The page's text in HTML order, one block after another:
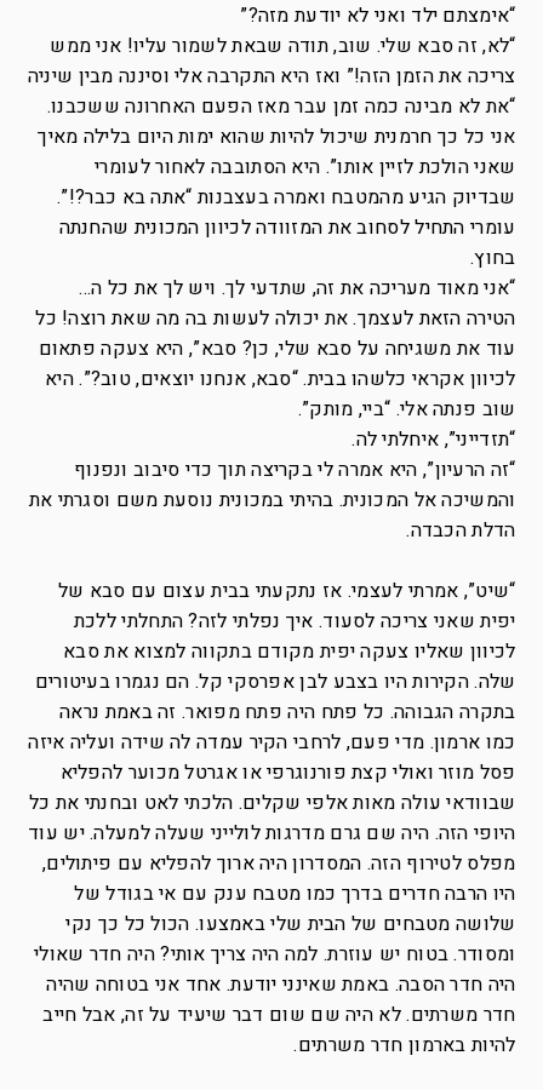
“אימצתם ילד ואני לא יודעת מזה?”
“לא, זה סבא שלי. שוב, תודה שבאת לשמור עליו! אני ממש
צריכה את הזמן הזה!” ואז היא התקרבה אלי וסיננה מבין שיניה
“את לא מבינה כמה זמן עבר מאז הפעם האחרונה ששכבנו.
אני כל כך חרמנית שיכול להיות שהוא ימות היום בלילה מאיך
שאני הולכת לזיין אותו”. היא הסתובבה לאחור לעומרי
שבדיוק הגיע מהמטבח ואמרה בעצבנות “אתה בא כבר?!”.
עומרי התחיל לסחוב את המזוודה לכיוון המכונית שהחנתה
בחוץ.
“אני מאוד מעריכה את זה, שתדעי לך. ויש לך את כל ה…
הטירה הזאת לעצמך. את יכולה לעשות בה מה שאת רוצה! כל
עוד את משגיחה על סבא שלי, כן? סבא”, היא צעקה פתאום
לכיוון אקראי כלשהו בבית. “סבא, אנחנו יוצאים, טוב?”. היא
שוב פנתה אלי. “ביי, מותק”.
“תזדייני”, איחלתי לה.
“זה הרעיון”, היא אמרה לי בקריצה תוך כדי סיבוב ונפנוף
והמשיכה אל המכונית. בהיתי במכונית נוסעת משם וסגרתי את
הדלת הכבדה.
“שיט”, אמרתי לעצמי. אז נתקעתי בבית עצום עם סבא של
יפית שאני צריכה לסעוד. איך נפלתי לזה? התחלתי ללכת
לכיוון שאליו צעקה יפית מקודם בתקווה למצוא את סבא
שלה. הקירות היו בצבע לבן אפרסקי קל. הם נגמרו בעיטורים
בתקרה הגבוהה. כל פתח היה פתח מפואר. זה באמת נראה
כמו ארמון. מדי פעם, לרחבי הקיר עמדה לה שידה ועליה איזה
פסל מוזר ואולי קצת פורנוגרפי או אגרטל מכוער להפליא
שבוודאי עולה מאות אלפי שקלים. הלכתי לאט ובחנתי את כל
היופי הזה. היה שם גרם מדרגות לולייני שעלה למעלה. יש עוד
מפלס לטירוף הזה. המסדרון היה ארוך להפליא עם פיתולים,
היו הרבה חדרים בדרך כמו מטבח ענק עם אי בגודל של
שלושה מטבחים של הבית שלי באמצעו. הכול כל כך נקי
ומסודר. בטוח יש עוזרת. למה היה צריך אותי? היה חדר שאולי
היה חדר הסבה. באמת שאינני יודעת. אחד אני בטוחה שהיה
חדר משרתים. לא היה שם שום דבר שיעיד על זה, אבל חייב
להיות בארמון חדר משרתים.